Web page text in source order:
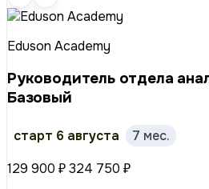
Eduson Academy
Руководитель отдела
Базовый
старт 6 августа
7 мес.
129 900 ₽324 750 ₽